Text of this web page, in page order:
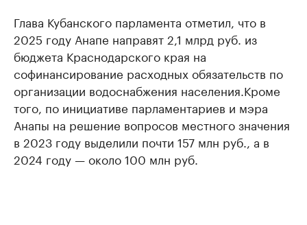
Глава Кубанского парламента отметил, что в
2025 году Анапе направят 2,1 млрд руб. из
бюджета Краснодарского края на
софинансирование расходных обязательств по
организации водоснабжения населения.Кроме
того, по инициативе парламентариев и мэра
Анапы на решение вопросов местного значения
в 2023 году выделили почти 157 млн руб., а в
2024 году — около 100 млн руб.